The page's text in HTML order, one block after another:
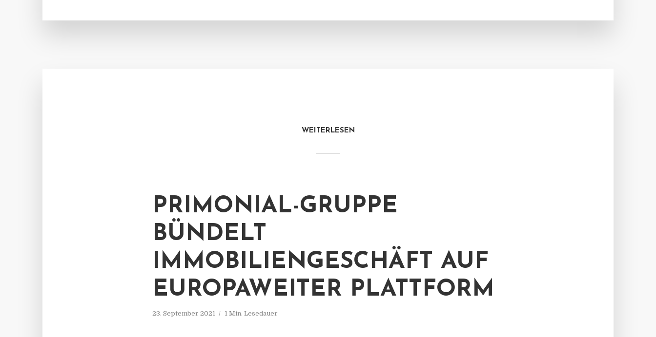
WEITERLESEN
PRIMONIAL-GRUPPE
BÜNDELT
IMMOBILIENGESCHÄFT AUF
EUROPAWEITER PLATTFORM
23. September 2021 1 Min. Lesedauer